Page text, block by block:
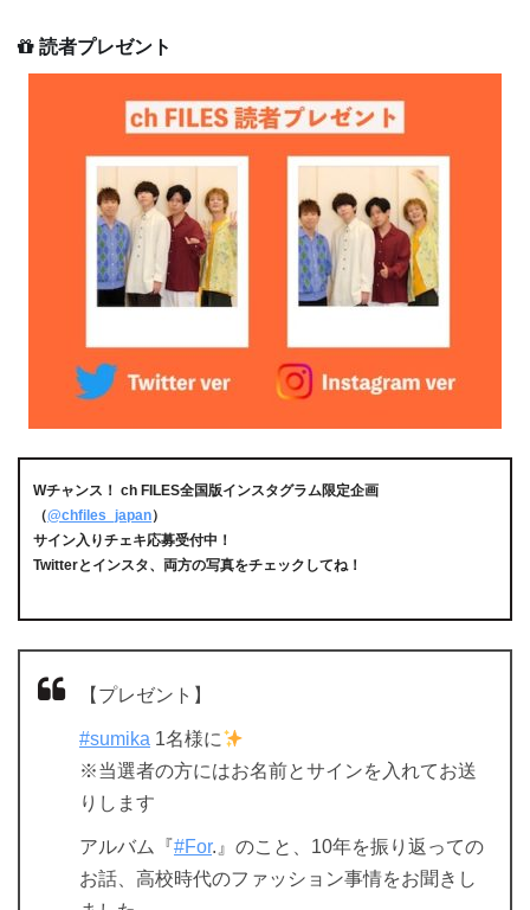
読者プレゼント
Wチャンス！ ch FILES全国版インスタグラム限定企画
（@chfiles_japan）
サイン入りチェキ応募受付中！
Twitterとインスタ、両方の写真をチェックしてね！
【プレゼント】
#sumika 1名様に
※当選者の方にはお名前とサインを入れてお送
りします
アルバム『#For.』のこと、10年を振り返っての
お話、高校時代のファッション事情をお聞きし